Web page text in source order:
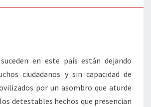
en este país están dejando
ciudadanos y sin capacidad de
por un asombro que aturde
detestables hechos que presencian